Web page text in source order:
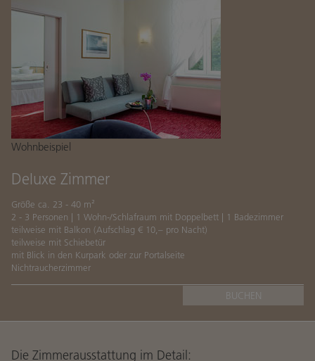
Wohlfühlprogramm im August
Wohlfühlprogramm im September
Restaurant
Öffnungszeiten
Speisekarte
Getränkekarte
Kulinarischer Kalender
basenfasten
basenfasten & Yoga
Wellness
Wohnbeispiel
Deluxe Zimmer
Größe ca. 23 - 40 m²
2 - 3 Personen | 1 Wohn-/Schlafraum mit Doppelbett | 1 Badezimmer
teilweise mit Balkon (Aufschlag € 10,– pro Nacht)
teilweise mit Schiebetür
mit Blick in den Kurpark oder zur Portalseite
Nichtraucherzimmer
BUCHEN
Die Zimmerausstattung im Detail: